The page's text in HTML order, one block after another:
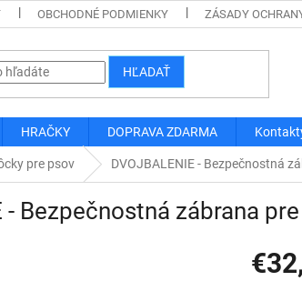
OBCHODNÉ PODMIENKY ZÁSADY
HĽADAŤ
HRAČKY DOPRAVA ZDARMA
pre psov DVOJBALENIE - Bezpečnostná
- Bezpečnostná zábrana